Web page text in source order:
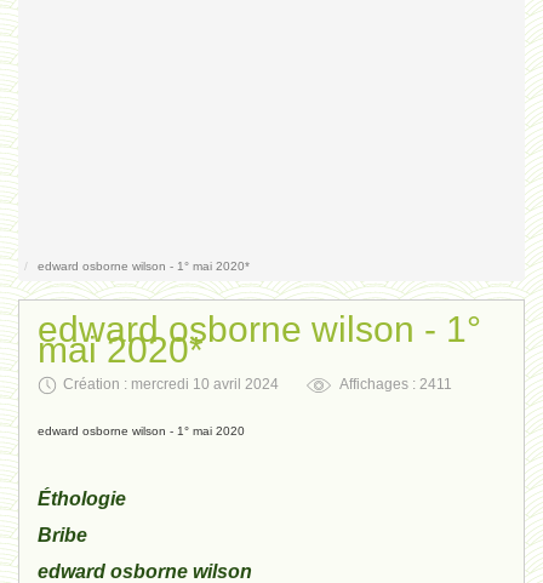
edward osborne wilson - 1° mai 2020*
edward osborne wilson - 1°
mai 2020*
Création : mercredi 10 avril 2024 Affichages : 2411
edward osborne wilson - 1° mai 2020
Éthologie
Bribe
edward osborne wilson